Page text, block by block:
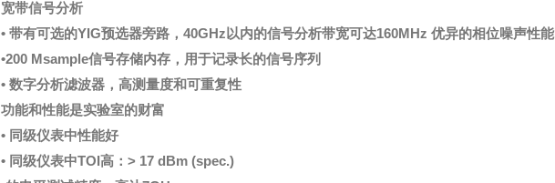
宽带信号分析
• 带有可选的YIG预选器旁路，40GHz以内的信号分析带宽可达160MHz 优异的相位噪声性能
•200 Msample信号存储内存，用于记录长的信号序列
• 数字分析滤波器，高测量度和可重复性
功能和性能是实验室的财富
• 同级仪表中性能好
• 同级仪表中TOI高：> 17 dBm (spec.)